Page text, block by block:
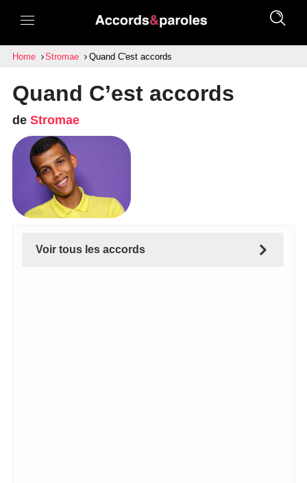
Home Stromae Quand C'est accords
Quand C’est accords
de Stromae
Voir tous les accords